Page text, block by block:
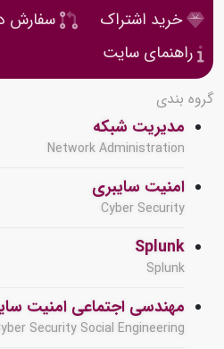
خرید اشتراک
سفارش
راهنمای سایت
گروه بندی
مدیریت شبکه
Network Administration
امنیت سایبری
Cyber Security
Splunk
Splunk
مهندسی اجتماعی امنیت
Cyber Security Social Engineering